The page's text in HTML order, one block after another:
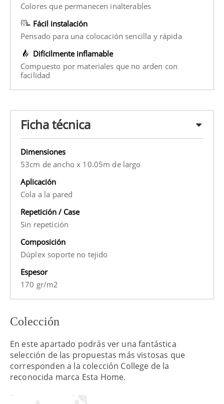
Colores que permanecen inalterables
Fácil instalación
Pensado para una colocación sencilla y rápida
Difícilmente inflamable
Compuesto por materiales que no arden con
facilidad
Ficha técnica
Dimensiones
53cm de ancho x 10.05m de largo
Aplicación
Cola a la pared
Repetición / Case
Sin repetición
Composición
Dúplex soporte no tejido
Espesor
170 gr/m2
Colección
En este apartado podrás ver una fantástica
selección de las propuestas más vistosas que
corresponden a la colección College de la
reconocida marca Esta Home.